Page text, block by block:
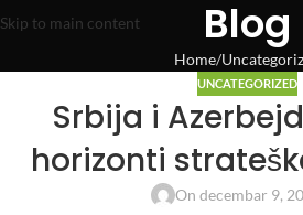
Skip to main content Blog
Home
UNCATEGORIZED
Srbija i
horizonti
On decembar 9,